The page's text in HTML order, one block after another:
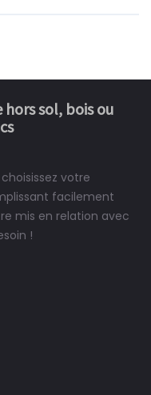
hors sol, bois ou
votre
facilement
mis en relation avec
!